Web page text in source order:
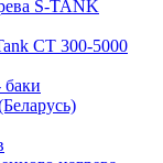
S-TANK
СТ 300-5000
баки